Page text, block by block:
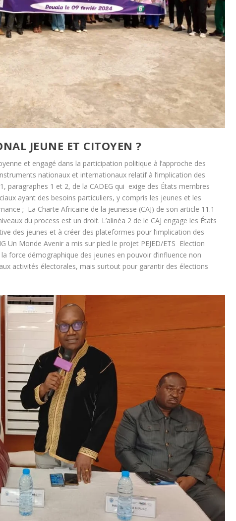
JEUNE ET CITOYEN ?
et engagé dans la participation politique à l’approche des
nationaux et internationaux relatif à l’implication des
paragraphes 1 et 2, de la CADEG qui exige des États membres
ayant des besoins particuliers, y compris les jeunes et les
; La Charte Africaine de la jeunesse (CAJ) de son article 11.1
du process est un droit. L’alinéa 2 de le CAJ engage les États
des jeunes et à créer des plateformes pour l’implication des
Un Monde Avenir a mis sur pied le projet PEJED/ETS Election
démographique des jeunes en pouvoir d’influence non
activités électorales, mais surtout pour garantir des élections